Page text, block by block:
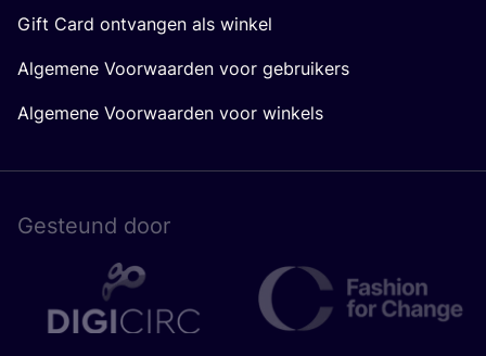
Gift Card ontvangen als winkel
Algemene Voorwaarden voor gebruikers
Algemene Voorwaarden voor winkels
Gesteund door